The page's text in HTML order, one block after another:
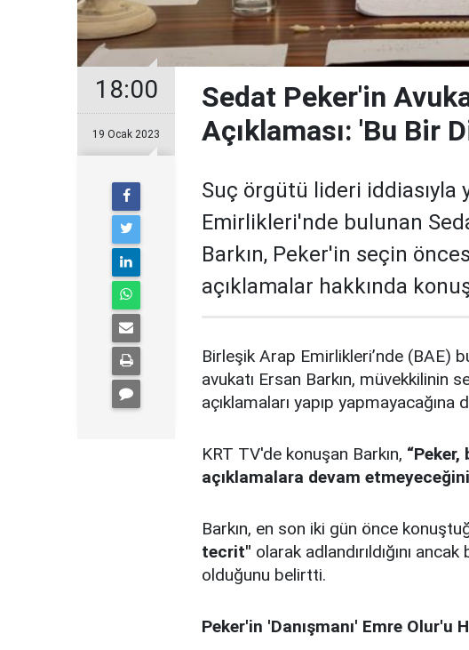
18:00
19 Ocak 2023
Sedat Peker'in
Açıklaması: 'Bu Bir
Suç örgütü lideri iddiasıyla
Emirlikleri'nde bulunan
Barkın, Peker'in seçin
açıklamalar hakkında
Birleşik Arap Emirlikleri’nde (BAE)
avukatı Ersan Barkın, müvekkilinin
açıklamaları yapıp yapmayacağına
KRT TV'de konuşan Barkın,
açıklamalara devam
Barkın, en son iki gün önce
tecrit" olarak adlandırıldığını
olduğunu belirtti.
Peker'in 'Danışmanı' Emre Olur'u